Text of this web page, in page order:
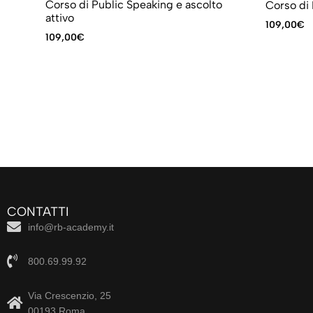
Corso di Public Speaking e ascolto
attivo
109,00€
Corso di
109,00€
CONTATTI
info@rb-academy.it
800.69.99.92
Via Crescenzio, 25